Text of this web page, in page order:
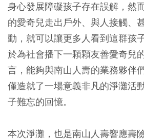
身心發展障礙孩子存在誤解，然
的愛奇兒走出戶外、與人接觸、
動，就可以讓更多人看到這群孩
於為社會播下一顆顆友善愛奇兒
言，能夠與南山人壽的業務夥伴
僅造就了一場意義非凡的淨灘活
子難忘的回憶。
本次淨灘，也是南山人壽響應壽